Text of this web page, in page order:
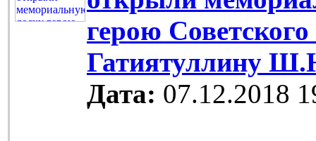
герою
Гатиятуллину
Дата: 07.12.2018